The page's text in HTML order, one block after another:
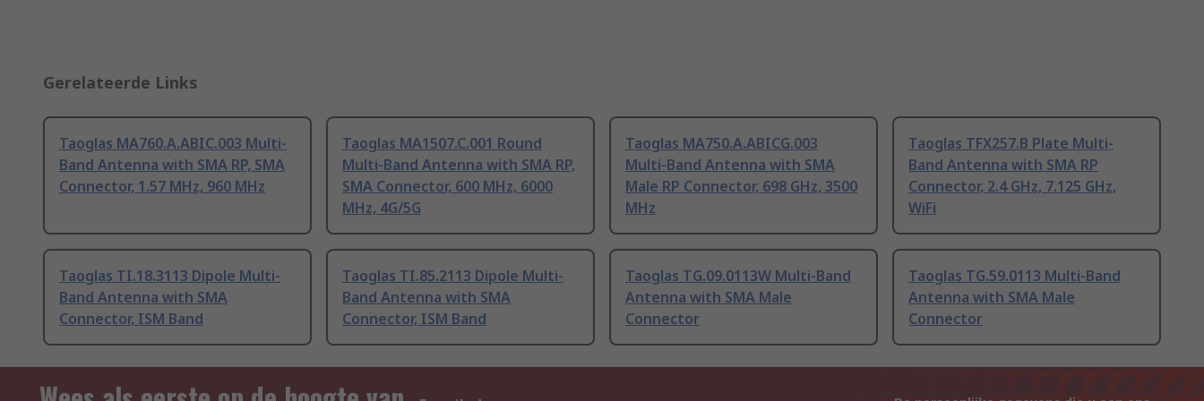
Gerelateerde Links
Taoglas MA760.A.ABIC.003 Multi-
Band Antenna with SMA RP, SMA
Connector, 1.57 MHz, 960 MHz
Taoglas MA1507.C.001 Round
Multi-Band Antenna with SMA RP,
SMA Connector, 600 MHz, 6000
MHz, 4G/5G
Taoglas MA750.A.ABICG.003
Multi-Band Antenna with SMA
Male RP Connector, 698 GHz, 3500
MHz
Taoglas TFX257.B Plate Multi-
Band Antenna with SMA RP
Connector, 2.4 GHz, 7.125 GHz,
WiFi
Taoglas TI.18.3113 Dipole Multi-
Band Antenna with SMA
Connector, ISM Band
Taoglas TI.85.2113 Dipole Multi-
Band Antenna with SMA
Connector, ISM Band
Taoglas TG.09.0113W Multi-Band
Antenna with SMA Male
Connector
Taoglas TG.59.0113 Multi-Band
Antenna with SMA Male
Connector